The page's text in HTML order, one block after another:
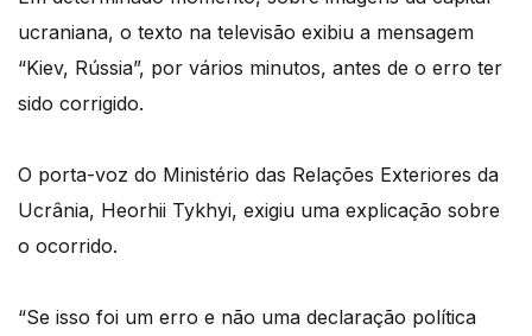
ucraniana, o texto na televisão exibiu a mensagem
“Kiev, Rússia”, por vários minutos, antes de o erro ter
sido corrigido.
O porta-voz do Ministério das Relações Exteriores da
Ucrânia, Heorhii Tykhyi, exigiu uma explicação sobre
o ocorrido.
“Se isso foi um erro e não uma declaração política